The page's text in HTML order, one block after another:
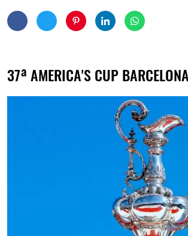
37ª AMERICA'S CUP BARCELONA